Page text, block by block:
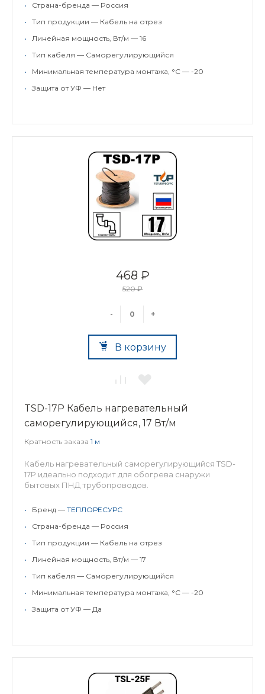
•
Страна-бренда — Россия
•
Тип продукции — Кабель на отрез
•
Линейная мощность, Вт/м — 16
•
Тип кабеля — Саморегулирующийся
•
Минимальная температура монтажа, °C — -20
•
Защита от УФ — Нет
468 ₽
520 ₽
- +
В корзину
TSD-17P Кабель нагревательный
саморегулирующийся, 17 Вт/м
Кратность заказа 1 м
Кабель нагревательный саморегулирующийся TSD-
17P идеально подходит для обогрева снаружи
бытовых ПНД трубопроводов.
• Бренд — ТЕПЛОРЕСУРС
•
Страна-бренда — Россия
•
Тип продукции — Кабель на отрез
•
Линейная мощность, Вт/м — 17
•
Тип кабеля — Саморегулирующийся
•
Минимальная температура монтажа, °C — -20
•
Защита от УФ — Да